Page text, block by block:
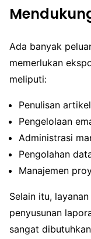
Ada banyak
memerlukan
meliputi:
Penulisan
Pengelolaan
Administrasi
Pengolahan
Manajemen
Selain itu,
penyusunan
sangat